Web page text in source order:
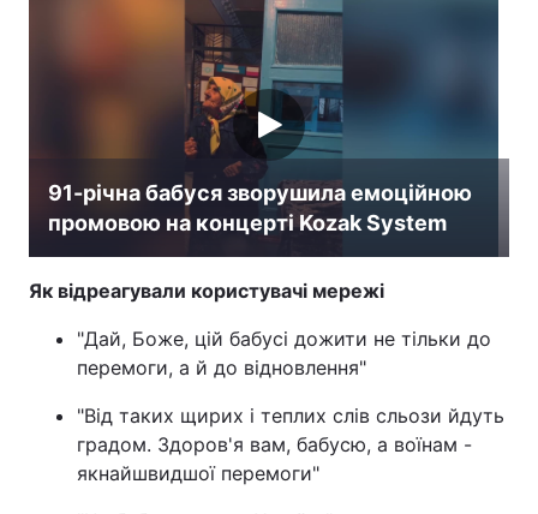
Тема оформлення
91-річна бабуся зворушила емоційною
промовою на концерті Kozak System
Як відреагували користувачі мережі
"Дай, Боже, цій бабусі дожити не тільки до
перемоги, а й до відновлення"
"Від таких щирих і теплих слів сльози йдуть
градом. Здоров'я вам, бабусю, а воїнам -
якнайшвидшої перемоги"